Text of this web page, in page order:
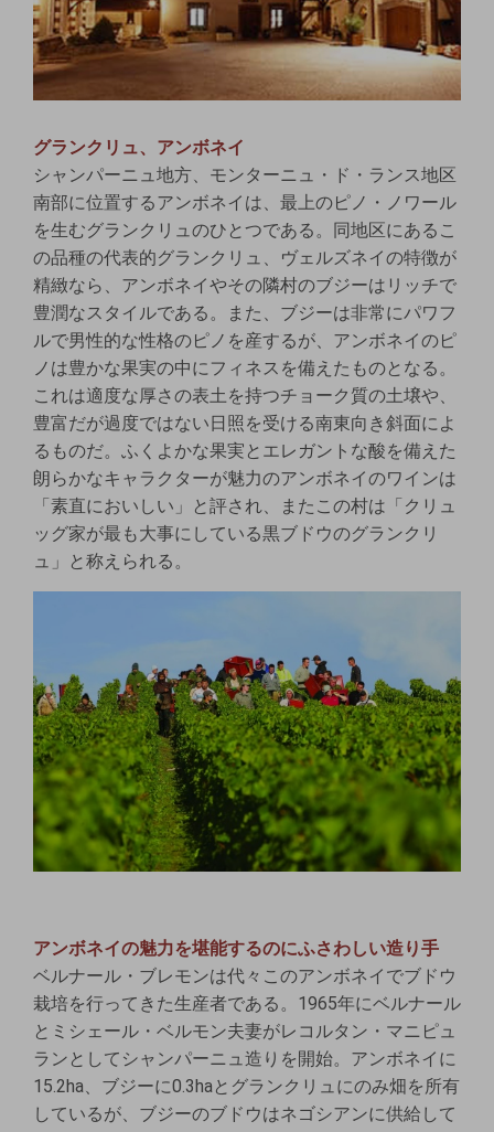
グランクリュ、アンボネイ
シャンパーニュ地方、モンターニュ・ド・ランス地区
南部に位置するアンボネイは、最上のピノ・ノワール
を生むグランクリュのひとつである。同地区にあるこ
の品種の代表的グランクリュ、ヴェルズネイの特徴が
精緻なら、アンボネイやその隣村のブジーはリッチで
豊潤なスタイルである。また、ブジーは非常にパワフ
ルで男性的な性格のピノを産するが、アンボネイのピ
ノは豊かな果実の中にフィネスを備えたものとなる。
これは適度な厚さの表土を持つチョーク質の土壌や、
豊富だが過度ではない日照を受ける南東向き斜面によ
るものだ。ふくよかな果実とエレガントな酸を備えた
朗らかなキャラクターが魅力のアンボネイのワインは
「素直においしい」と評され、またこの村は「クリュ
ッグ家が最も大事にしている黒ブドウのグランクリ
ュ」と称えられる。
アンボネイの魅力を堪能するのにふさわしい造り手
ベルナール・ブレモンは代々このアンボネイでブドウ
栽培を行ってきた生産者である。1965年にベルナール
とミシェール・ベルモン夫妻がレコルタン・マニピュ
ランとしてシャンパーニュ造りを開始。アンボネイに
15.2ha、ブジーに0.3haとグランクリュにのみ畑を所有
しているが、ブジーのブドウはネゴシアンに供給して